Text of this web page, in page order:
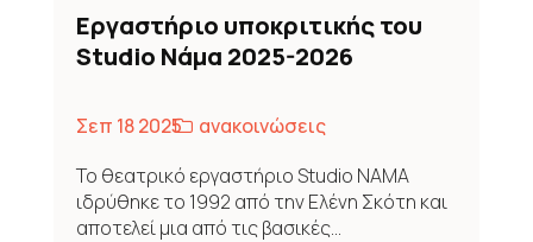
Εργαστήριο υποκριτικής του
Studio Νάμα 2025-2026
Σεπ 18 2025
ανακοινώσεις
Το θεατρικό εργαστήριο Studio NAMA
ιδρύθηκε το 1992 από την Ελένη Σκότη και
αποτελεί μια από τις βασικές...